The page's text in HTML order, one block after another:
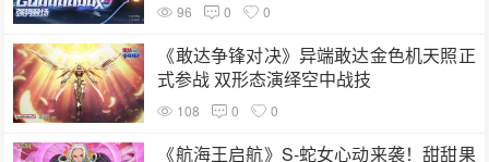
96 0 0
《敢达争锋对决》异端敢达金色机天照正
式参战 双形态演绎空中战技
108 0 0
《航海王启航》S-蛇女心动来袭！甜甜果